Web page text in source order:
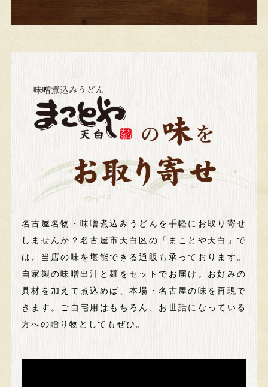
名古屋名物・味噌煮込みうどんを手軽にお取り寄せ
しませんか？名古屋市天白区の「まことや天白」で
は、当店の味を堪能できる通販も承っております。
自家製の味噌出汁と麺をセットでお届け。お好みの
具材を加えて煮込めば、本場・名古屋の味を再現で
きます。ご自宅用はもちろん、お世話になっている
方への贈り物としてもぜひ。